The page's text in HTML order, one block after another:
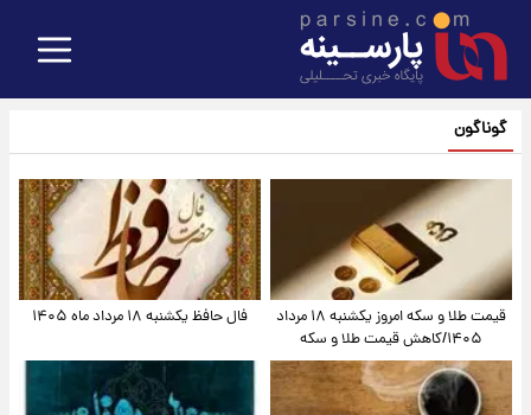
گوناگون
قیمت طلا و سکه امروز یکشنبه ۱۸ مرداد
۱۴۰۵/کاهش قیمت طلا و سکه
فال حافظ یکشنبه ۱۸ مرداد ماه ۱۴۰۵